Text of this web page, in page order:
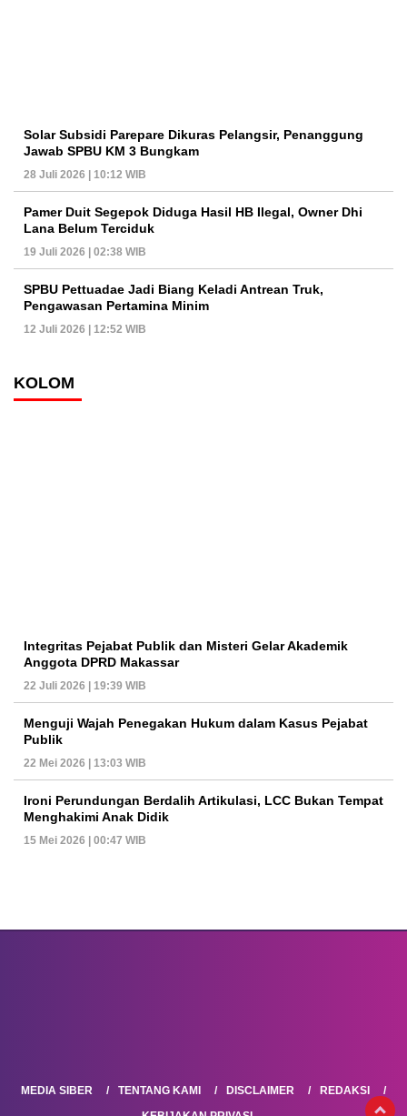
Solar Subsidi Parepare Dikuras Pelangsir, Penanggung
Jawab SPBU KM 3 Bungkam
28 Juli 2026 | 10:12 WIB
Pamer Duit Segepok Diduga Hasil HB Ilegal, Owner Dhi
Lana Belum Terciduk
19 Juli 2026 | 02:38 WIB
SPBU Pettuadae Jadi Biang Keladi Antrean Truk,
Pengawasan Pertamina Minim
12 Juli 2026 | 12:52 WIB
KOLOM
Integritas Pejabat Publik dan Misteri Gelar Akademik
Anggota DPRD Makassar
22 Juli 2026 | 19:39 WIB
Menguji Wajah Penegakan Hukum dalam Kasus Pejabat
Publik
22 Mei 2026 | 13:03 WIB
Ironi Perundungan Berdalih Artikulasi, LCC Bukan Tempat
Menghakimi Anak Didik
15 Mei 2026 | 00:47 WIB
MEDIA SIBER TENTANG KAMI DISCLAIMER
REDAKSI